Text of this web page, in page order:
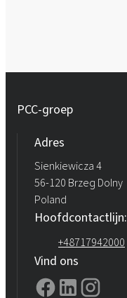
PCC-groep
Adres
Sienkiewicza 4
56-120 Brzeg Dolny
Poland
Hoofdcontactlijn:
+48717942000
Vind ons